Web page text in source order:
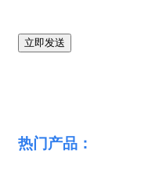
热门产品：